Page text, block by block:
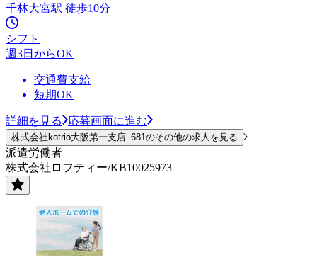
千林大宮駅 徒歩10分
シフト
週3日からOK
交通費支給
短期OK
詳細を見る 応募画面に進む
株式会社kotrio大阪第一支店_681のその他の求人を見る
派遣労働者
株式会社ロフティー/KB10025973